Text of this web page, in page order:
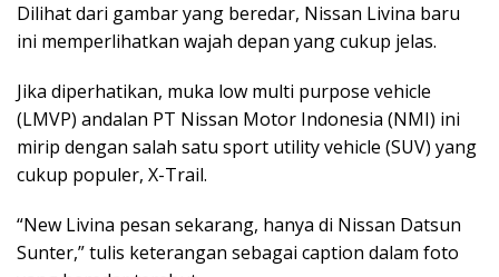
Dilihat dari gambar yang beredar, Nissan Livina baru
ini memperlihatkan wajah depan yang cukup jelas.
Jika diperhatikan, muka low multi purpose vehicle
(LMVP) andalan PT Nissan Motor Indonesia (NMI) ini
mirip dengan salah satu sport utility vehicle (SUV) yang
cukup populer, X-Trail.
“New Livina pesan sekarang, hanya di Nissan Datsun
Sunter,” tulis keterangan sebagai caption dalam foto